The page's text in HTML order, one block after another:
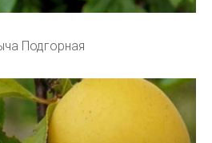
Подгорная